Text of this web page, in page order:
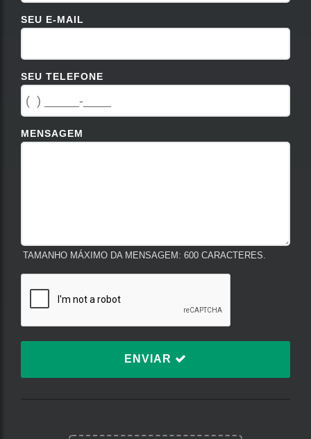
SEU E-MAIL
SEU TELEFONE
MENSAGEM
TAMANHO MÁXIMO DA MENSAGEM: 600 CARACTERES.
ENVIAR